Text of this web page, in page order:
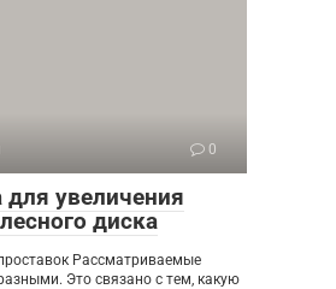
0
для увеличения
диска
Рассматриваемые
Это связано с тем, какую